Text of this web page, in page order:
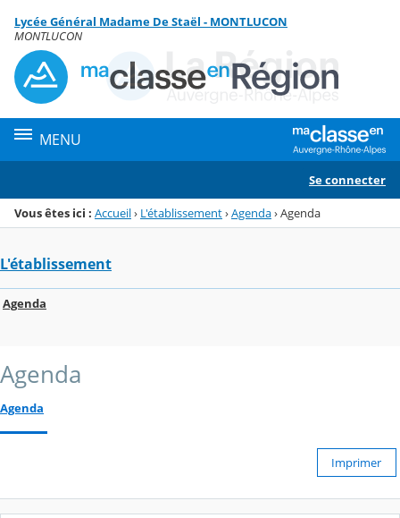
Menu de la rubrique
Contenu
Lycée Général Madame De Staël - MONTLUCON
MONTLUCON
MENU
Se connecter
Vous êtes ici : Accueil› L'établissement›Agenda›Agenda
L'établissement
Agenda
Agenda
Agenda
Imprimer